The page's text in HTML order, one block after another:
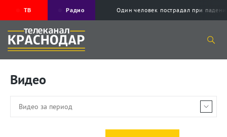
ТВ Радио Один человек пострадал при
Видео